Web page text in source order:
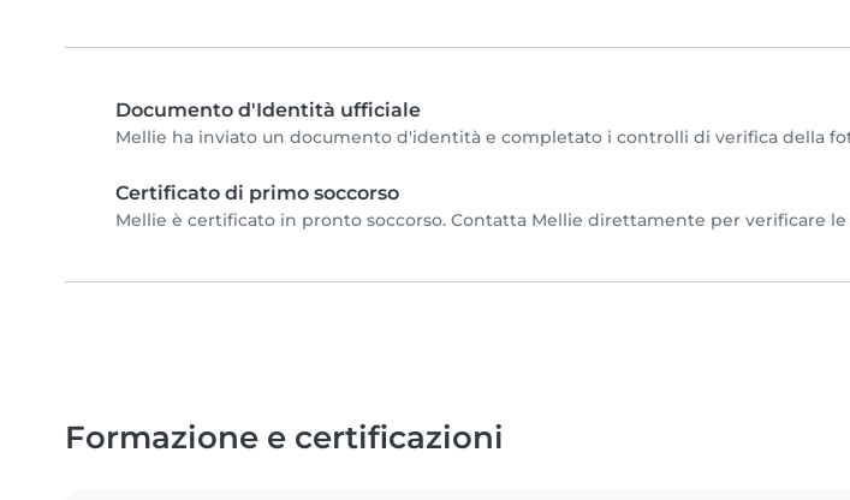
Documento d'Identità ufficiale
Mellie ha inviato un documento d'identità e completato i controlli di verifica della
Certificato di primo soccorso
Mellie è certificato in pronto soccorso. Contatta Mellie direttamente per verificare
Formazione e certificazioni